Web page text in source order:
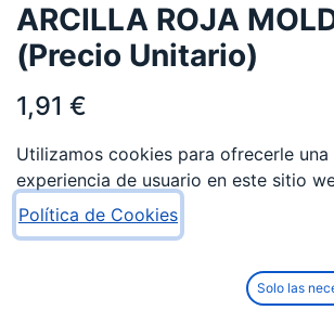
ARCILLA ROJA
(Precio Unitario)
1,91 €
AÑADIR AL CARRITO
Utilizamos cookies para ofrecerle una
experiencia de usuario en este sitio
Política de Cookies
Solo las